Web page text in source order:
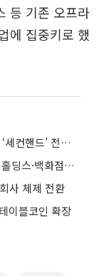
등 기존 오프라
에 집중키로 했
“중고품 백화점에도 있다?”…현대백화점 ‘세컨핸드’ 전문관 운영
현대백화점, 내년 3월 지주사 체제 전환…홀딩스·백화점으로 인적분할
사 체제 전환
이블코인 확장